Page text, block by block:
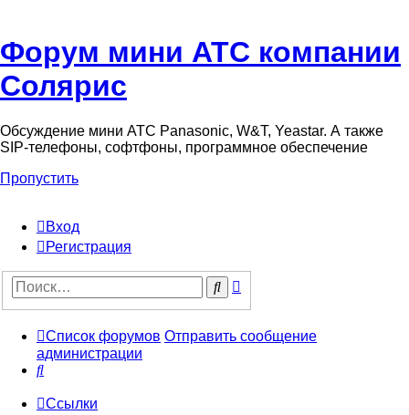
Форум мини АТС компании
Солярис
Обсуждение мини АТС Panasonic, W&T, Yeastar. А также
SIP-телефоны, софтфоны, программное обеспечение
Пропустить
Вход
Регистрация
Поиск
Список форумов Отправить сообщение
администрации
Поиск
Ссылки